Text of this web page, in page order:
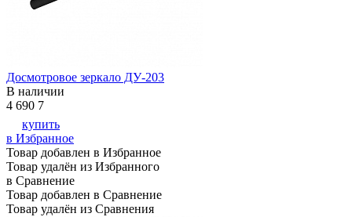
Досмотровое зеркало ДУ-203
В наличии
4 690 7
купить
в Избранное
Товар добавлен в Избранное
Товар удалён из Избранного
в Сравнение
Товар добавлен в Сравнение
Товар удалён из Сравнения